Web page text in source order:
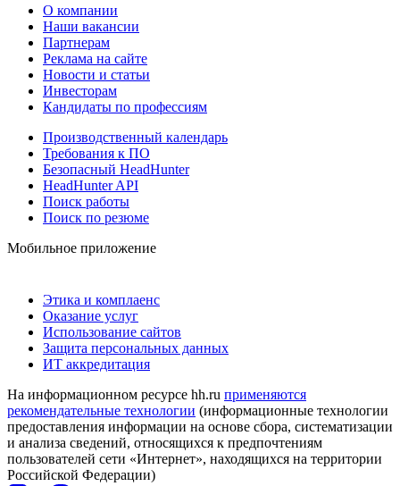
О компании
Наши вакансии
Партнерам
Реклама на сайте
Новости и статьи
Инвесторам
Кандидаты по профессиям
Производственный календарь
Требования к ПО
Безопасный HeadHunter
HeadHunter API
Поиск работы
Поиск по резюме
Мобильное приложение
Этика и комплаенс
Оказание услуг
Использование сайтов
Защита персональных данных
ИТ аккредитация
На информационном ресурсе hh.ru применяются
рекомендательные технологии (информационные технологии
предоставления информации на основе сбора, систематизации
и анализа сведений, относящихся к предпочтениям
пользователей сети «Интернет», находящихся на территории
Российской Федерации)